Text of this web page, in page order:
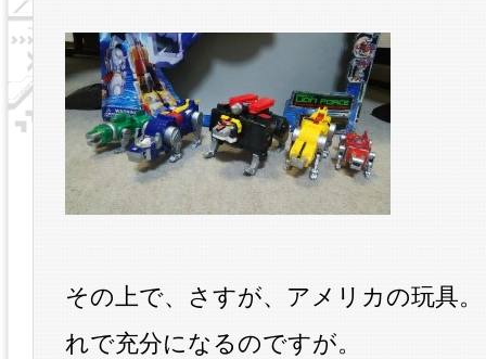
その上で、さすが、アメリカの玩具
れで充分になるのですが。